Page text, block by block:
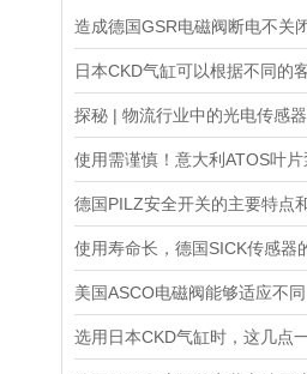
探秘 | 物流行业中的光电传感器